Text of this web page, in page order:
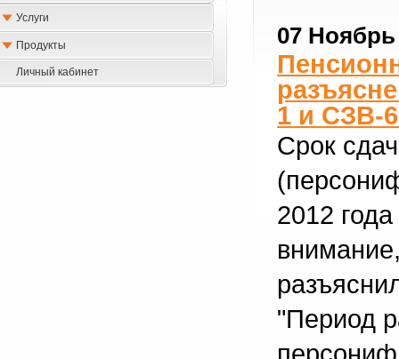
Услуги
Продукты
Личный кабинет
07 Ноябрь
1 и СЗВ-
Срок
2012
"Период